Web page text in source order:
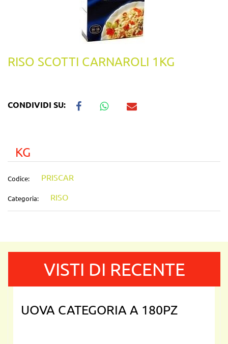
RISO SCOTTI CARNAROLI 1KG
CONDIVIDI SU:
KG
Codice: PRISCAR
Categoria: RISO
VISTI DI RECENTE
UOVA CATEGORIA A 180PZ